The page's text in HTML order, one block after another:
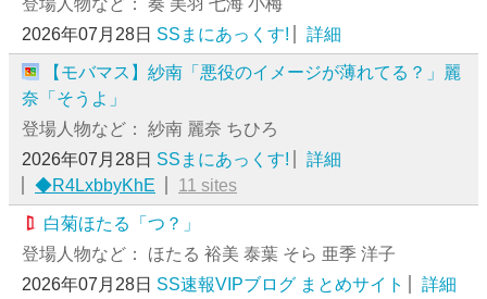
2026年07月28日 SSまにあっくす! 詳細
【モバマス】紗南「悪役のイメージが薄れてる？」麗
奈「そうよ」
登場人物など： 紗南 麗奈 ちひろ
2026年07月28日 SSまにあっくす!
詳細
◆R4LxbbyKhE
11 sites
白菊ほたる「つ？」
登場人物など： ほたる 裕美 泰葉 そら 亜季 洋子
2026年07月28日 SS速報VIPブログ まとめサイト
詳細